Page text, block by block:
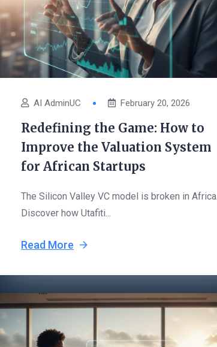
AI AdminUC February 20, 2026
Redefining the Game: How to
Improve the Valuation System
for African Startups
The Silicon Valley VC model is broken in Africa.
Discover how Utafiti...
Read More